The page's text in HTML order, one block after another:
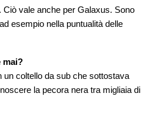
Ciò vale anche per Galaxus. Sono
esempio nella puntualità delle
mai?
un coltello da sub che sottostava
la pecora nera tra migliaia di